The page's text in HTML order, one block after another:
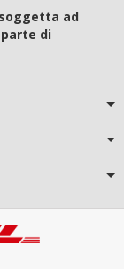
ad
di